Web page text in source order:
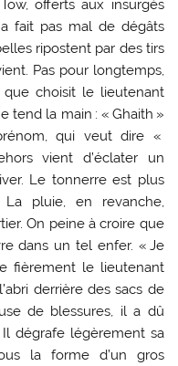
offerts aux insurgés
fait pas mal de dégâts
ripostent par des tirs
Pas pour longtemps,
choisit le lieutenant
tend la main : « Ghaith »
qui veut dire «
vient d’éclater un
Le tonnerre est plus
pluie, en revanche,
On peine à croire que
dans un tel enfer. « Je
fièrement le lieutenant
derrière des sacs de
de blessures, il a dû
dégrafe légèrement sa
la forme d’un gros